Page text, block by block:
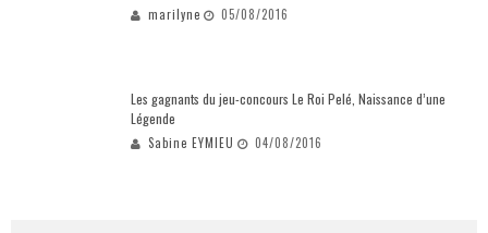
marilyne 05/08/2016
Les gagnants du jeu-concours Le Roi Pelé, Naissance d’une
Légende
Sabine EYMIEU 04/08/2016